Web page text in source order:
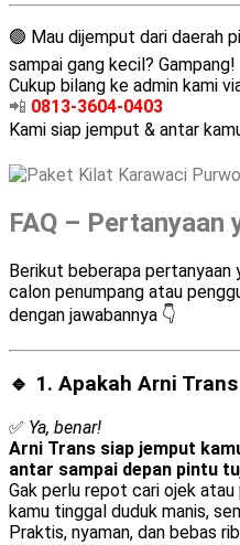
🟢 Mau dijemput dari daerah
sampai gang kecil? Gampang!
Cukup bilang ke admin kami
📲 0813-3604-0403
Kami siap jemput & antar
FAQ – Pertanyaan
Berikut beberapa pertanyaan
calon penumpang atau
dengan jawabannya 👇
🔹 1. Apakah Arni
✅ Ya, benar!
Arni Trans siap jemput
antar sampai depan pintu
Gak perlu repot cari ojek
kamu tinggal duduk manis,
Praktis, nyaman, dan bebas